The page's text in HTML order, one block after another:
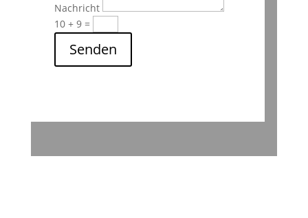
Nachricht
10 + 9=
Senden